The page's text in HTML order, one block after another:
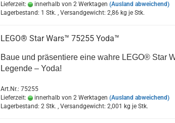
Lieferzeit:
innerhalb von 2 Werktagen (Ausland abweichend)
Lagerbestand: 1 Stk. , Versandgewicht: 2,86 kg je Stk.
LEGO® Star Wars™ 75255 Yoda™
Baue und präsentiere eine wahre LEGO® Star
Legende – Yoda!
Art.Nr.: 75255
Lieferzeit:
innerhalb von 2 Werktagen (Ausland abweichend)
Lagerbestand: 2 Stk. , Versandgewicht: 2,001 kg je Stk.